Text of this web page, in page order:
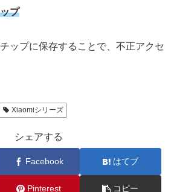
プ
ップに保存することで、不正アクセ
Xiaomiシリーズ
シェアする
Facebook はてブ
Pinterest コピー